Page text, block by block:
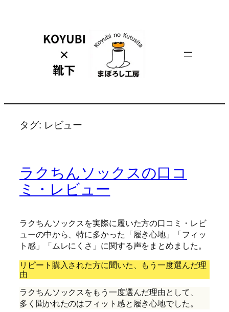
タグ: レビュー
ラクちんソックスの口コ
ミ・レビュー
ラクちんソックスを実際に履いた方の口コミ・レビ
ューの中から、特に多かった「履き心地」「フィッ
ト感」「ムレにくさ」に関する声をまとめました。
リピート購入された方に聞いた、もう一度選んだ理
由
ラクちんソックスをもう一度選んだ理由として、
多く聞かれたのはフィット感と履き心地でした。